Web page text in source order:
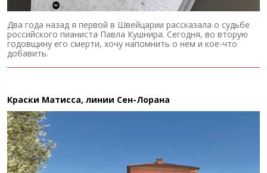
Два года назад я первой в Швейцарии рассказала о судьбе
российского пианиста Павла Кушнира. Сегодня, во вторую
годовщину его смерти, хочу напомнить о нем и кое-что
добавить.
Краски Матисса, линии Сен-Лорана